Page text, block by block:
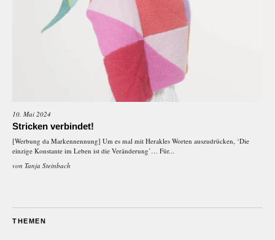
10. Mai 2024
Stricken verbindet!
[Werbung da Markennennung] Um es mal mit Herakles Worten auszudrücken, ‘Die
einzige Konstante im Leben ist die Veränderung’… Für...
von Tanja Steinbach
THEMEN